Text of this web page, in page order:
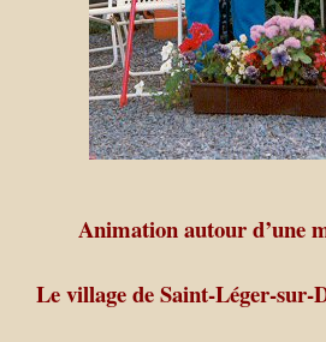
Animation autour d’une
Le village de Saint-Léger-sur-